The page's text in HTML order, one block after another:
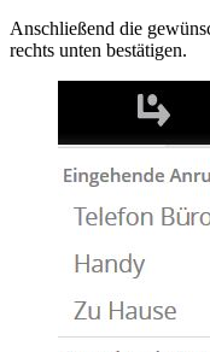
Anschließend die
rechts unten bestätigen.